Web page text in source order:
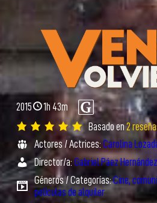
2015
1h 43m
Basado en2
Actores / Actrices: Carolina
Director/a: Gabriel Páez Hernández
Géneros / Categorías:Cine,
películas de alquiler